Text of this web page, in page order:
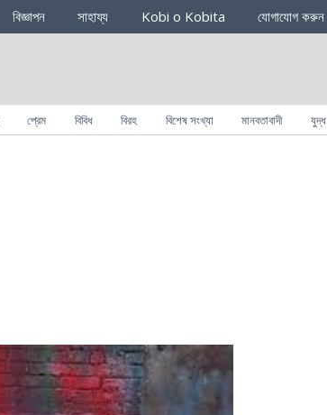
বিজ্ঞাপন সাহায্য Kobi o Kobita যোগাযোগ করুন
প্রেম বিবিধ বিরহ বিশেষ সংখ্যা মানবতাবাদী যুদ্ধ